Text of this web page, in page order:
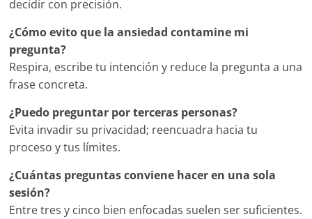
decidir con precisión.
¿Cómo evito que la ansiedad contamine mi
pregunta?
Respira, escribe tu intención y reduce la pregunta a una
frase concreta.
¿Puedo preguntar por terceras personas?
Evita invadir su privacidad; reencuadra hacia tu
proceso y tus límites.
¿Cuántas preguntas conviene hacer en una sola
sesión?
Entre tres y cinco bien enfocadas suelen ser suficientes.